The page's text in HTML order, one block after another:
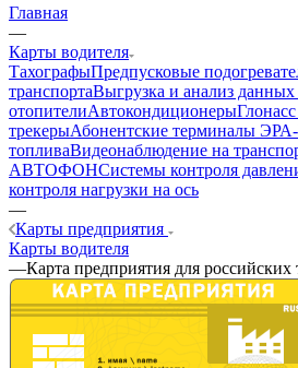
Главная
—
Карты водителя
ТахографыПредпусковые
транспортаВыгрузка и анализ данных
отопителиАвтокондиционеры
трекерыАбонентские терминалы ЭРА-
топливаВидеонаблюдение на
АВТОФОНСистемы контроля
контроля нагрузки на ось
—
Карты предприятия
Карты водителя
—Карта предприятия для